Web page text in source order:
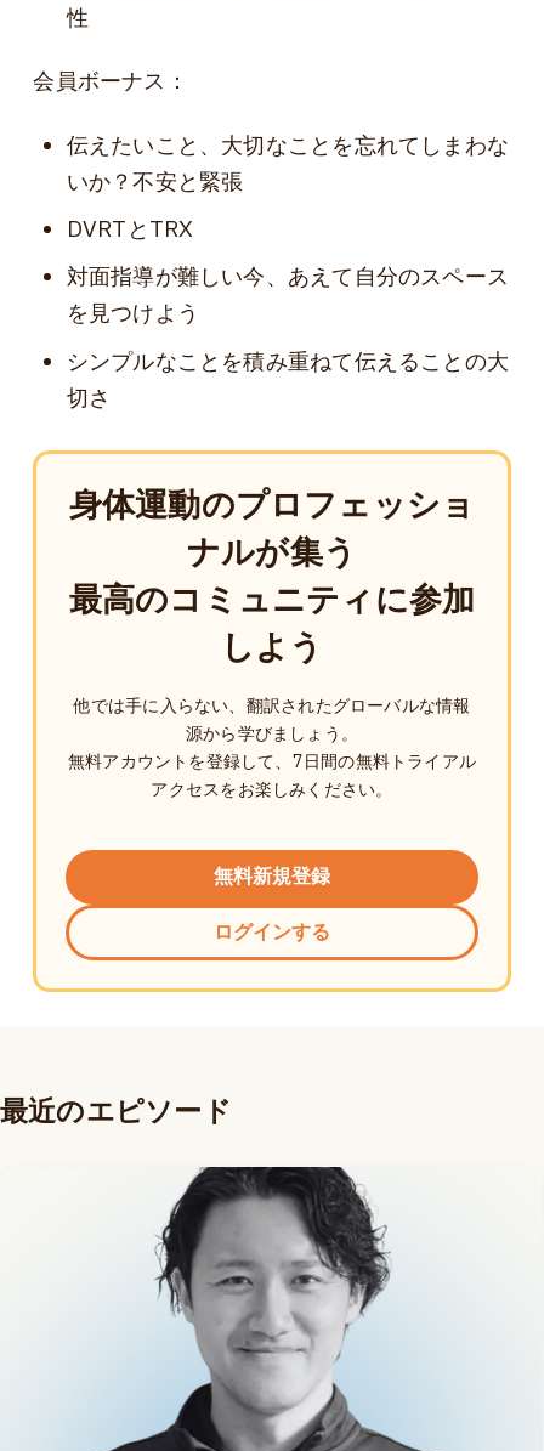
性
会員ボーナス：
伝えたいこと、大切なことを忘れてしまわな
いか？不安と緊張
DVRTとTRX
対面指導が難しい今、あえて自分のスペース
を見つけよう
シンプルなことを積み重ねて伝えることの大
切さ
身体運動のプロフェッショ
ナルが集う
最高のコミュニティに参加
しよう
他では手に入らない、翻訳されたグローバルな情報
源から学びましょう。
無料アカウントを登録して、7日間の無料トライアル
アクセスをお楽しみください。
無料新規登録
ログインする
最近のエピソード